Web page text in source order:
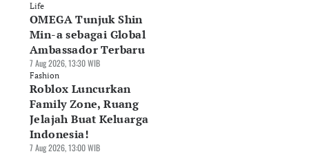
Life
OMEGA Tunjuk Shin
Min-a sebagai Global
Ambassador Terbaru
7 Aug 2026, 13:30 WIB
Fashion
Roblox Luncurkan
Family Zone, Ruang
Jelajah Buat Keluarga
Indonesia!
7 Aug 2026, 13:00 WIB